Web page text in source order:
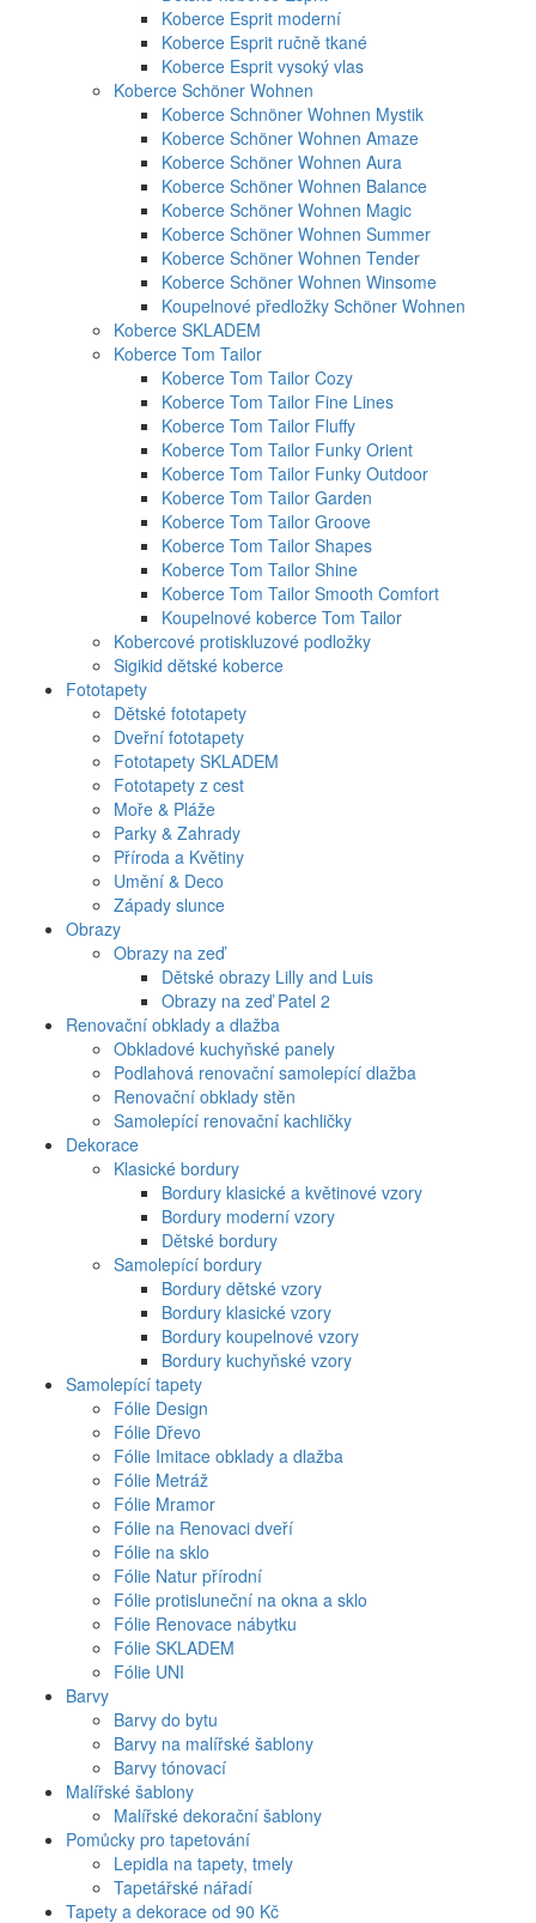
Koberce Esprit moderní
Koberce Esprit ručně tkané
Koberce Esprit vysoký vlas
Koberce Schöner Wohnen
Koberce Schnöner Wohnen Mystik
Koberce Schöner Wohnen Amaze
Koberce Schöner Wohnen Aura
Koberce Schöner Wohnen Balance
Koberce Schöner Wohnen Magic
Koberce Schöner Wohnen Summer
Koberce Schöner Wohnen Tender
Koberce Schöner Wohnen Winsome
Koupelnové předložky Schöner Wohnen
Koberce SKLADEM
Koberce Tom Tailor
Koberce Tom Tailor Cozy
Koberce Tom Tailor Fine Lines
Koberce Tom Tailor Fluffy
Koberce Tom Tailor Funky Orient
Koberce Tom Tailor Funky Outdoor
Koberce Tom Tailor Garden
Koberce Tom Tailor Groove
Koberce Tom Tailor Shapes
Koberce Tom Tailor Shine
Koberce Tom Tailor Smooth Comfort
Koupelnové koberce Tom Tailor
Kobercové protiskluzové podložky
Sigikid dětské koberce
Fototapety
Dětské fototapety
Dveřní fototapety
Fototapety SKLADEM
Fototapety z cest
Moře & Pláže
Parky & Zahrady
Příroda a Květiny
Umění & Deco
Západy slunce
Obrazy
Obrazy na zeď
Dětské obrazy Lilly and Luis
Obrazy na zeď Patel 2
Renovační obklady a dlažba
Obkladové kuchyňské panely
Podlahová renovační samolepící dlažba
Renovační obklady stěn
Samolepící renovační kachličky
Dekorace
Klasické bordury
Bordury klasické a květinové vzory
Bordury moderní vzory
Dětské bordury
Samolepící bordury
Bordury dětské vzory
Bordury klasické vzory
Bordury koupelnové vzory
Bordury kuchyňské vzory
Samolepící tapety
Fólie Design
Fólie Dřevo
Fólie Imitace obklady a dlažba
Fólie Metráž
Fólie Mramor
Fólie na Renovaci dveří
Fólie na sklo
Fólie Natur přírodní
Fólie protisluneční na okna a sklo
Fólie Renovace nábytku
Fólie SKLADEM
Fólie UNI
Barvy
Barvy do bytu
Barvy na malířské šablony
Barvy tónovací
Malířské šablony
Malířské dekorační šablony
Pomůcky pro tapetování
Lepidla na tapety, tmely
Tapetářské nářadí
Tapety a dekorace od 90 Kč